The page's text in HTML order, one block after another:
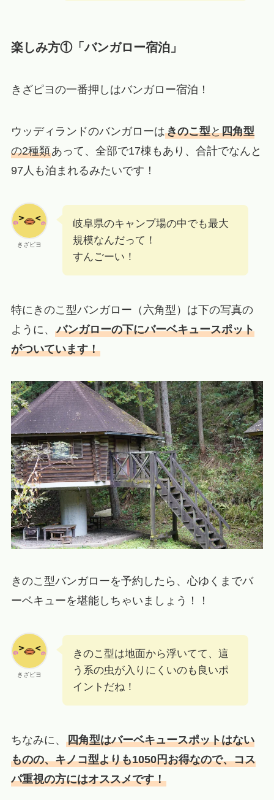
楽しみ方①「バンガロー宿泊」
きざピヨの一番押しはバンガロー宿泊！
ウッディランドのバンガローはきのこ型と四角型
の2種類あって、全部で17棟もあり、合計でなんと
97人も泊まれるみたいです！
きざピヨ
岐阜県のキャンプ場の中でも最大
規模なんだって！
すんごーい！
特にきのこ型バンガロー（六角型）は下の写真の
ように、 バンガローの下にバーベキュースポット
がついています！
きのこ型バンガローを予約したら、心ゆくまでバ
ーベキューを堪能しちゃいましょう！！
きざピヨ
きのこ型は地面から浮いてて、這
う系の虫が入りにくいのも良いポ
イントだね！
ちなみに、 四角型はバーベキュースポットはない
ものの、キノコ型よりも1050円お得なので、コス
パ重視の方にはオススメです！